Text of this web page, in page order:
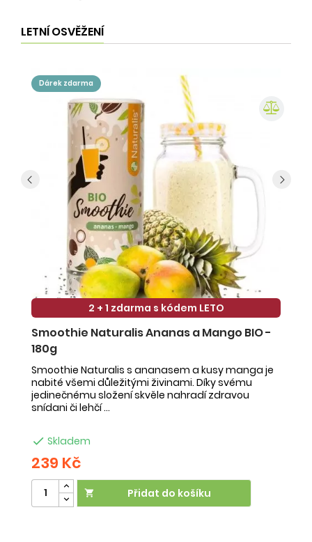
LETNÍ OSVĚŽENÍ
dárek zdarma
2 + 1 zdarma s kódem LETO
Smoothie Naturalis Ananas a Mango BIO -
180g
Smoothie Naturalis s ananasem a kusy manga je
nabité všemi důležitými živinami. Díky svému
jedinečnému složení skvěle nahradí zdravou
snídani či lehčí ...
 Skladem
239 Kč
 Přidat do košíku